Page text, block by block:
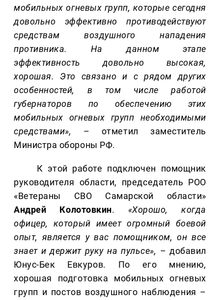
мобильных огневых групп, которые сегодня
довольно эффективно противодействуют
средствам воздушного нападения
противника. На данном этапе
эффективность довольно высокая,
хорошая. Это связано и с рядом других
особенностей, в том числе работой
губернаторов по обеспечению этих
мобильных огневых групп необходимыми
средствами»,
– отметил заместитель
Министра обороны РФ.
К этой работе подключен помощник
руководителя области, председатель РОО
«Ветераны СВО Самарской области»
Андрей Колотовкин. «Хорошо, когда
офицер, который имеет огромный боевой
опыт, является у вас помощником, он все
знает и держит руку на пульсе», – добавил
Юнус-Бек Евкуров. По его мнению,
хорошая подготовка мобильных огневых
групп и постов воздушного наблюдения –